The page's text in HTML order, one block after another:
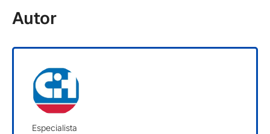
Autor
Especialista